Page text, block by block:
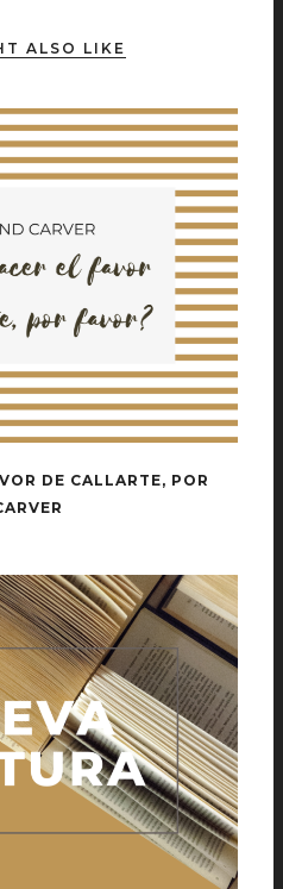
ALSO LIKE
DE CALLARTE, POR